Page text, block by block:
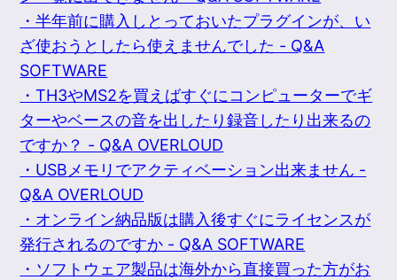
・半年前に購入しとっておいたプラグインが、い
ざ使おうとしたら使えませんでした - Q&A
SOFTWARE
・TH3やMS2を買えばすぐにコンピューターでギ
ターやベースの音を出したり録音したり出来るの
ですか？ - Q&A OVERLOUD
・USBメモリでアクティベーション出来ません -
Q&A OVERLOUD
・オンライン納品版は購入後すぐにライセンスが
発行されるのですか - Q&A SOFTWARE
・ソフトウェア製品は海外から直接買った方がお